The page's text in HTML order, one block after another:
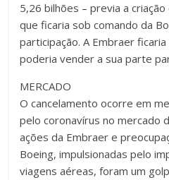
5,26 bilhões – previa a
que ficaria sob comando da
participação. A Embraer
poderia vender a sua parte
MERCADO
O cancelamento ocorre em
pelo coronavírus no mercado
ações da Embraer e
Boeing, impulsionadas pelo
viagens aéreas, foram um